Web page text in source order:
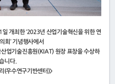
개최한 ‘2023년 산업기술혁신을 위한 연
회’ 기념행사에서
업기술진흥원(KIAT) 원장 표창을 수상하
니다.
(우수연구기반센터)>